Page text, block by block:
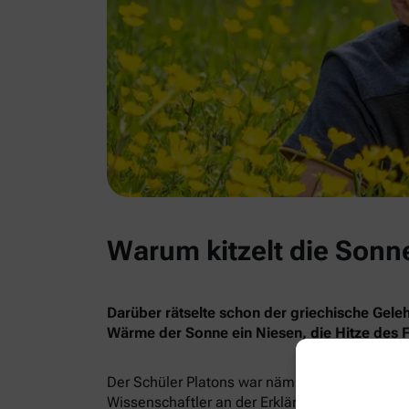
Warum kitzelt die
Darüber rätselte schon der griechische
Wärme der Sonne ein Niesen, die Hitze des
Der Schüler Platons war nämlich auf dem
Wissenschaftler an der Erklärung, was da